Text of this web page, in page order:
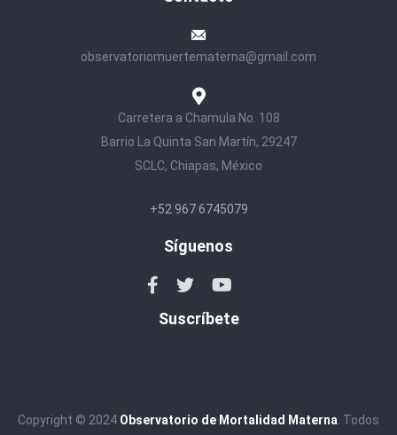
observatoriomuertematerna@gmail.com
Carretera a Chamula No. 108
Barrio La Quinta San Martín, 29247
SCLC, Chiapas, México
+52 967 6745079
Síguenos
Suscríbete
Copyright © 2024 Observatorio de Mortalidad Materna . Todos